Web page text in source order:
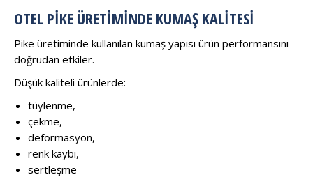
OTEL PIKE ÜRETIMINDE KUMAŞ KALITESI
Pike üretiminde kullanılan kumaş yapısı ürün performansını
doğrudan etkiler.
Düşük kaliteli ürünlerde:
tüylenme,
çekme,
deformasyon,
renk kaybı,
sertleşme